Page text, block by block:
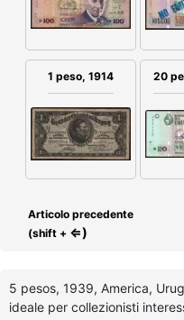
1 peso, 1914 20
Articolo precedente
(shift + ⇐)
5 pesos, 1939, America,
ideale per collezionisti